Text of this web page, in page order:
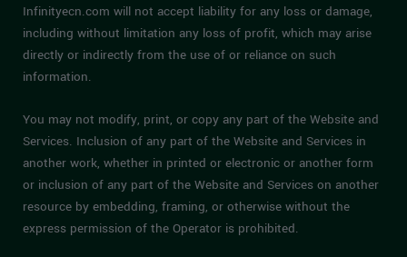
Infinityecn.com will not accept liability for any loss or damage,
including without limitation any loss of profit, which may arise
directly or indirectly from the use of or reliance on such
information.
You may not modify, print, or copy any part of the Website and
Services. Inclusion of any part of the Website and Services in
another work, whether in printed or electronic or another form
or inclusion of any part of the Website and Services on another
resource by embedding, framing, or otherwise without the
express permission of the Operator is prohibited.